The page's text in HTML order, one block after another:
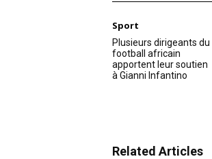
Sport
Plusieurs dirigeants du
football africain
apportent leur soutien
à Gianni Infantino
Related Articles